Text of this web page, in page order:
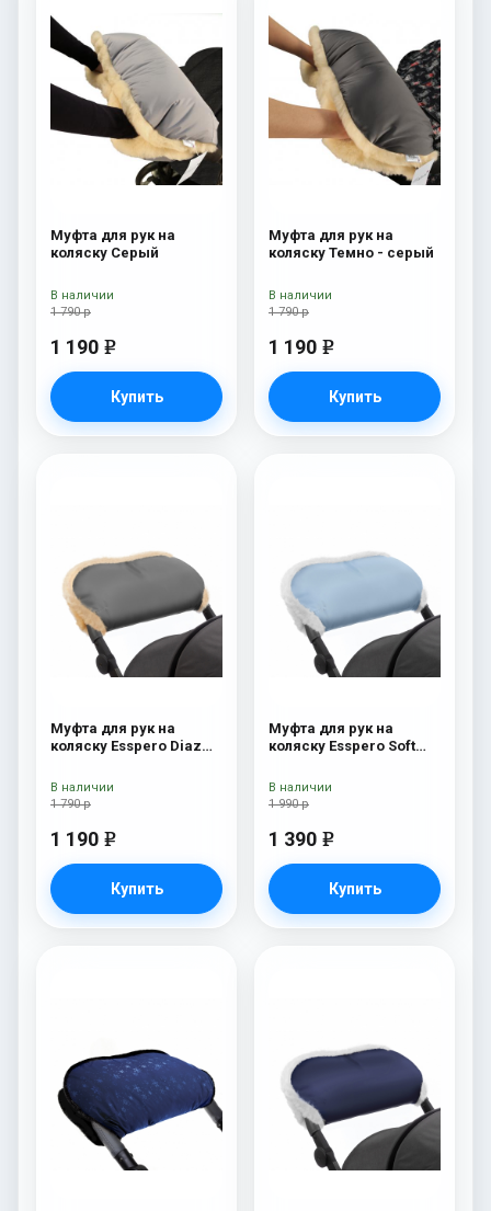
Муфта для рук на
коляску Серый
1 790 р
1 190 e
Купить
В наличии
Муфта для рук на
коляску Темно - серый
1 790 р
1 190 e
Купить
В наличии
Муфта для рук на
коляску Esspero Diaz
Grey
1 790 р
1 190 e
Купить
В наличии
Муфта для рук на
коляску Esspero Soft
1 990 р
1 390 e
Купить
В наличии